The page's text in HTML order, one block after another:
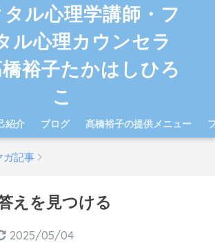
ル心理学講師・フ
ル心理カウンセラ
裕子たかはしひろ
こ
紹介 ブログ 髙橋裕子の提供メニュー
ガ記事
えを見つける
2025/05/04